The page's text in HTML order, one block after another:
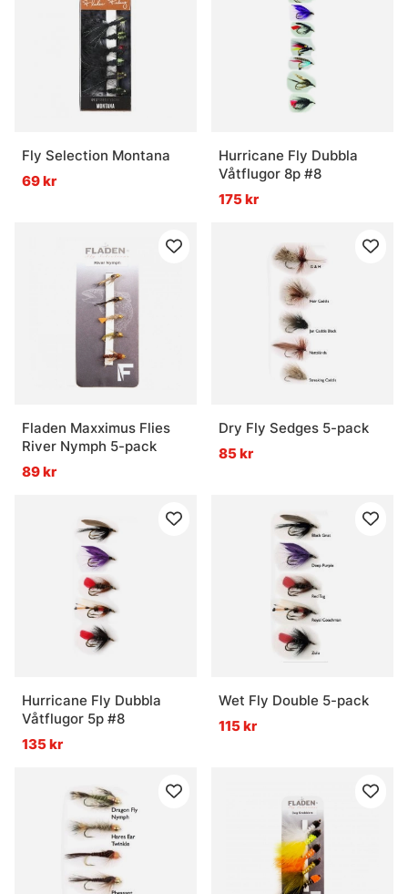
Fly Selection Montana
69 kr
Hurricane Fly Dubbla
Våtflugor 8p #8
175 kr
Fladen Maxximus Flies
River Nymph 5-pack
89 kr
Dry Fly Sedges 5-pack
85 kr
Hurricane Fly Dubbla
Våtflugor 5p #8
135 kr
Wet Fly Double 5-pack
115 kr